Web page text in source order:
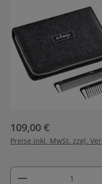
109,00 €
Preise inkl. MwSt. zzgl.
Produkt Anzahl: Gib